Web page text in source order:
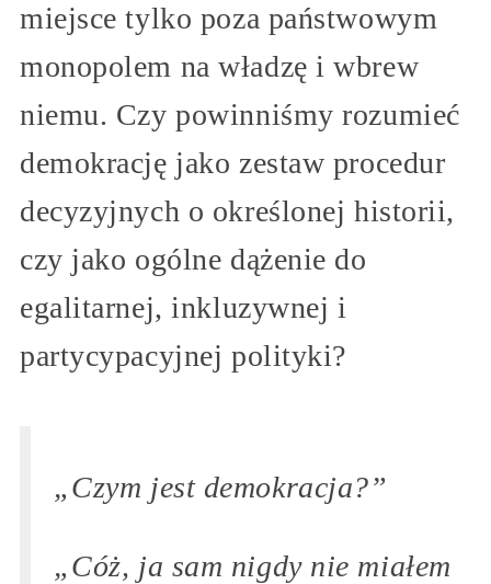
miejsce tylko poza państwowym
monopolem na władzę i wbrew
niemu. Czy powinniśmy rozumieć
demokrację jako zestaw procedur
decyzyjnych o określonej historii,
czy jako ogólne dążenie do
egalitarnej, inkluzywnej i
partycypacyjnej polityki?
„Czym jest demokracja?”
„Cóż, ja sam nigdy nie miałem